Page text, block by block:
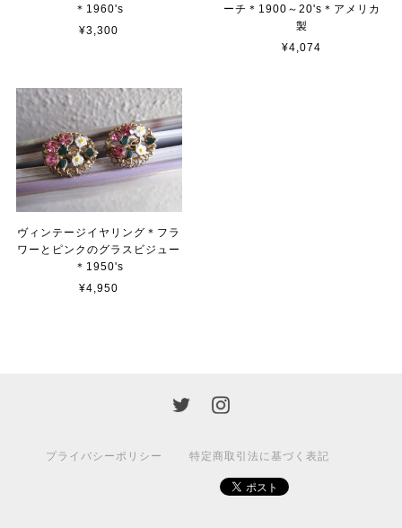
＊1960's
¥3,300
ーチ＊1900～20's＊アメリカ
製
¥4,074
ヴィンテージイヤリング＊フラ
ワーとピンクのグラスビジュー
＊1950's
¥4,950
プライバシーポリシー 特定商取引法に基づく表記